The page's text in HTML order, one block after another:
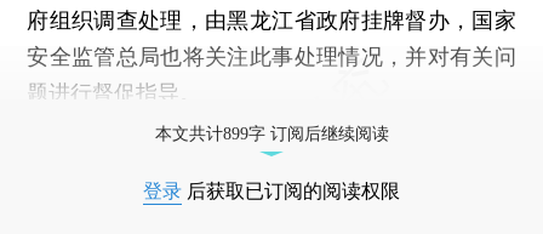
府组织调查处理，由黑龙江省政府挂牌督办，国家
安全监管总局也将关注此事处理情况，并对有关问
题进行督促指导。
本文共计899字 订阅后继续阅读
登录 后获取已订阅的阅读权限